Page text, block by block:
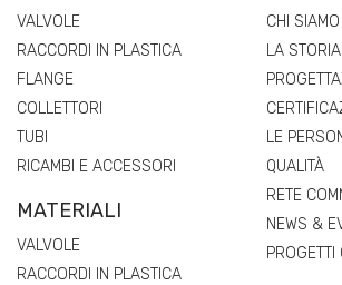
VALVOLE
RACCORDI IN PLASTICA
FLANGE
COLLETTORI
TUBI
RICAMBI E ACCESSORI
MATERIALI
VALVOLE
RACCORDI IN PLASTICA
CHI SIAMO
LA STORIA
LE
QUALITÀ
RETE
NEWS &
PROGETTI